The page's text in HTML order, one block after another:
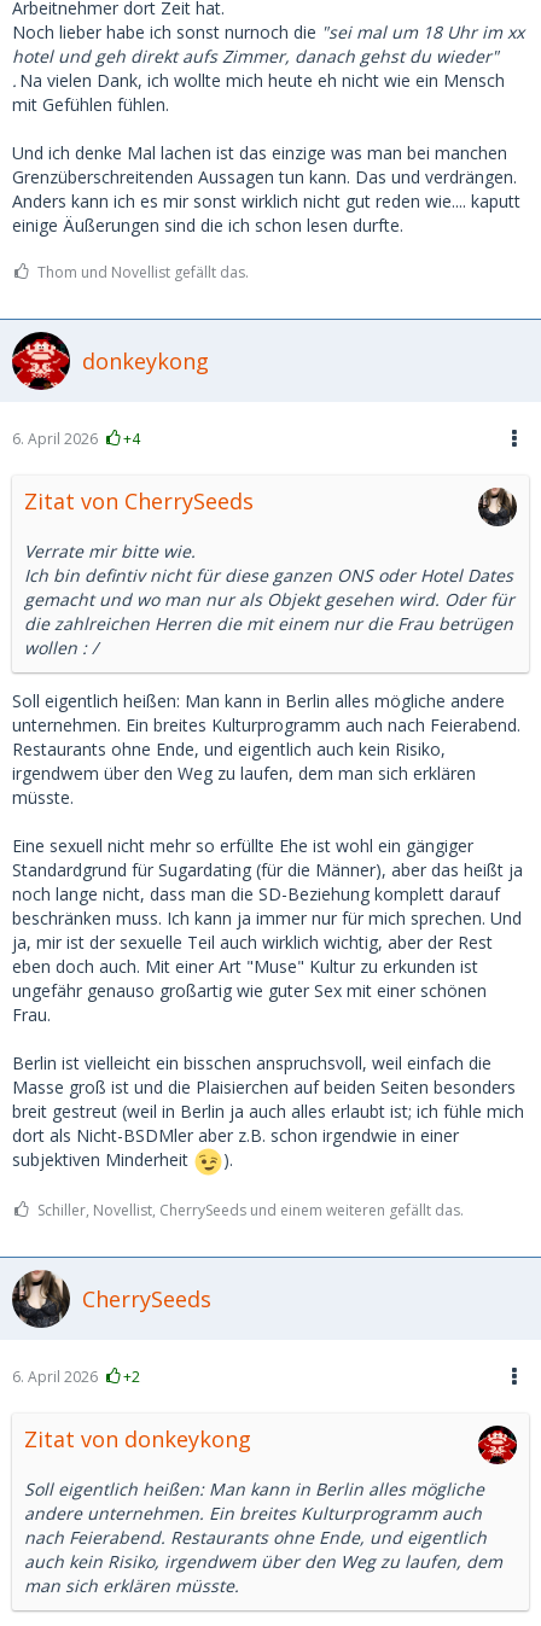
Arbeitnehmer dort Zeit hat.
Noch lieber habe ich sonst nurnoch die "sei mal um 18 Uhr im xx
hotel und geh direkt aufs Zimmer, danach gehst du wieder"
. Na vielen Dank, ich wollte mich heute eh nicht wie ein Mensch
mit Gefühlen fühlen.
Und ich denke Mal lachen ist das einzige was man bei manchen
Grenzüberschreitenden Aussagen tun kann. Das und verdrängen.
Anders kann ich es mir sonst wirklich nicht gut reden wie.... kaputt
einige Äußerungen sind die ich schon lesen durfte.
Thom und Novellist gefällt das.
donkeykong
6. April 2026 +4
Zitat von CherrySeeds
Verrate mir bitte wie.
Ich bin defintiv nicht für diese ganzen ONS oder Hotel Dates
gemacht und wo man nur als Objekt gesehen wird. Oder für
die zahlreichen Herren die mit einem nur die Frau betrügen
wollen : /
Soll eigentlich heißen: Man kann in Berlin alles mögliche andere
unternehmen. Ein breites Kulturprogramm auch nach Feierabend.
Restaurants ohne Ende, und eigentlich auch kein Risiko,
irgendwem über den Weg zu laufen, dem man sich erklären
müsste.
Eine sexuell nicht mehr so erfüllte Ehe ist wohl ein gängiger
Standardgrund für Sugardating (für die Männer), aber das heißt ja
noch lange nicht, dass man die SD-Beziehung komplett darauf
beschränken muss. Ich kann ja immer nur für mich sprechen. Und
ja, mir ist der sexuelle Teil auch wirklich wichtig, aber der Rest
eben doch auch. Mit einer Art "Muse" Kultur zu erkunden ist
ungefähr genauso großartig wie guter Sex mit einer schönen
Frau.
Berlin ist vielleicht ein bisschen anspruchsvoll, weil einfach die
Masse groß ist und die Plaisierchen auf beiden Seiten besonders
breit gestreut (weil in Berlin ja auch alles erlaubt ist; ich fühle mich
dort als Nicht-BSDMler aber z.B. schon irgendwie in einer
subjektiven Minderheit
).
Schiller, Novellist, CherrySeeds und einem weiteren gefällt das.
CherrySeeds
6. April 2026 +2
Zitat von donkeykong
Soll eigentlich heißen: Man kann in Berlin alles mögliche
andere unternehmen. Ein breites Kulturprogramm auch
nach Feierabend. Restaurants ohne Ende, und eigentlich
auch kein Risiko, irgendwem über den Weg zu laufen, dem
man sich erklären müsste.